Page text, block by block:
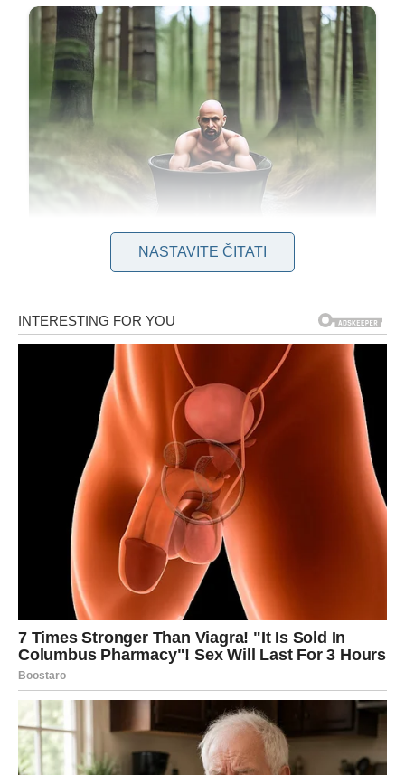
Jedna od najčešćih i najdosadnijih briga u svakom domu su
grinje koje se nalaze u madracima i jastucima. Ove sitne,
nevidljive bube mogu izazvati razne alergijske reakcije, iritacije
kože i respiratorne probleme, stoga je važno redovno ih
uklanjati. Soda bikarbona se pokazala kao iznimno učinkovito
sredstvo za borbu protiv grinja, a njen jednostavan način
primjene čini je idealnim za sve koji žele održavati svoj dom
čistim i zdravim.
U nastavku ćemo se detaljnije osvrnuti na to kako soda
bikarbona uklanja grinje i kako je pravilno koristiti.
NASTAVITE ČITATI